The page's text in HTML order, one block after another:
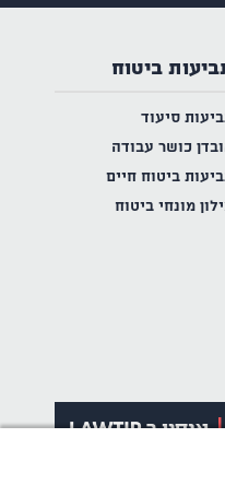
ביטוח
סיעוד
כושר עבודה
ביטוח חיים
מונחי ביטוח